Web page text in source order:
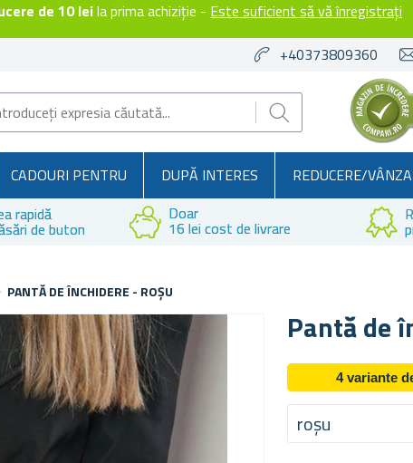
de 10 leila prima achiziție - Este suficient să vă înregistrați
+40373809360
CADOURI PENTRU DUPĂ INTERES REDUCERE/
rapidă
de buton
Doar
16 lei cost de livrare
PANTĂ DE ÎNCHIDERE - ROȘU
Pantă de
4 variante
roșu